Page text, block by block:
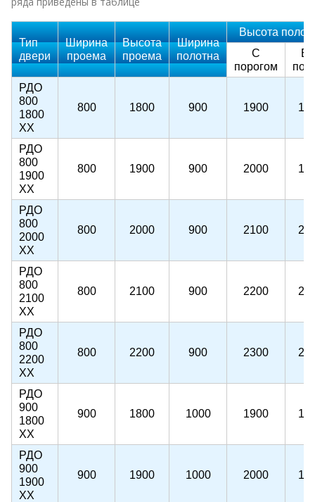
Тип
двери
Ширина
проема
Высота
проема
Ширина
полотна
Высота
С
порогом
РДО
800
1800
ХХ
800 1800 900 1900
РДО
800
1900
ХХ
800 1900 900 2000
РДО
800
2000
ХХ
800 2000 900 2100
РДО
800
2100
ХХ
800 2100 900 2200
РДО
800
2200
ХХ
800 2200 900 2300
РДО
900
1800
ХХ
900 1800 1000 1900
РДО
900
1900
ХХ
900 1900 1000 2000